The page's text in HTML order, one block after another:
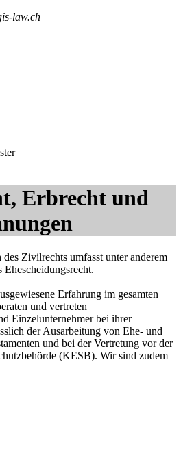
law.ch
Erbrecht und
Zivilrechts umfasst unter anderem
Ehescheidungsrecht.
Erfahrung im gesamten
und vertreten
Einzelunternehmer bei ihrer
der Ausarbeitung von Ehe- und
und bei der Vertretung vor der
(KESB). Wir sind zudem